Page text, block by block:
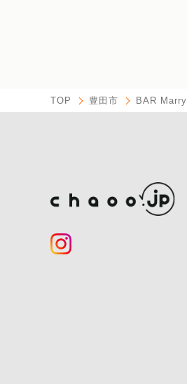
TOP 豊田市 BAR Marry